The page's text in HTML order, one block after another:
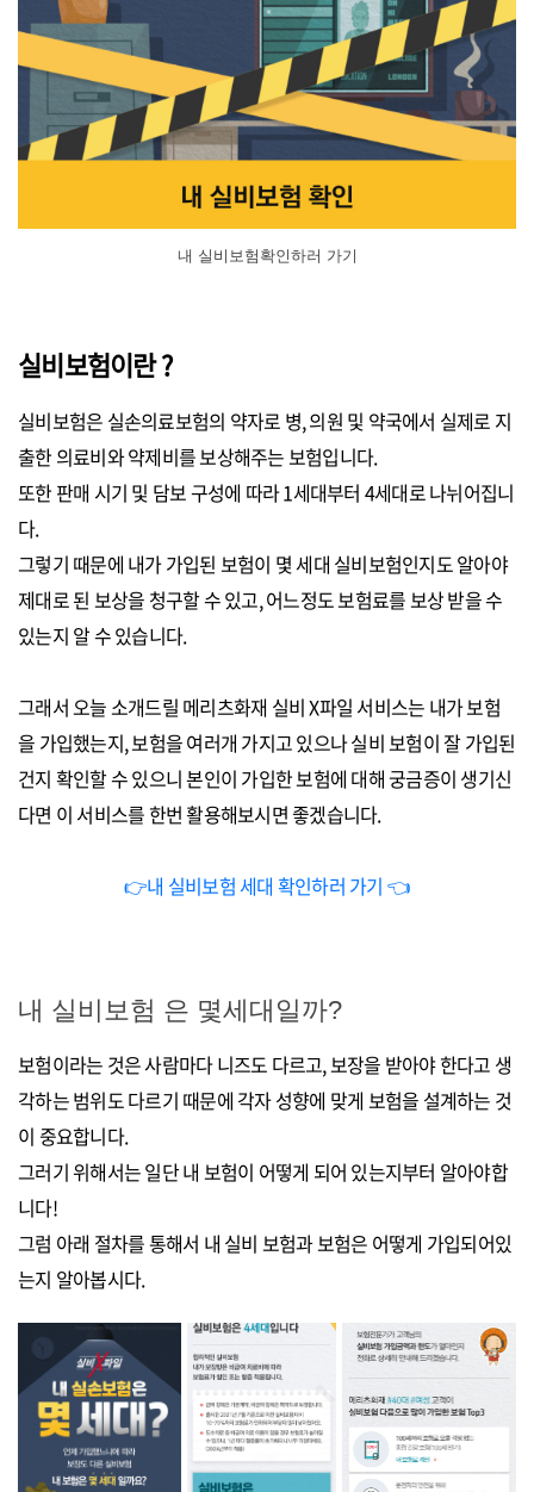
내 실비보험확인하러 가기
실비보험이란 ?
실비보험은 실손의료보험의 약자로 병, 의원 및 약국에서 실제로 지
출한 의료비와 약제비를 보상해주는 보험입니다.
또한 판매 시기 및 담보 구성에 따라 1세대부터 4세대로 나뉘어집니
다.
그렇기 때문에 내가 가입된 보험이 몇 세대 실비보험인지도 알아야
제대로 된 보상을 청구할 수 있고, 어느정도 보험료를 보상 받을 수
있는지 알 수 있습니다.
그래서 오늘 소개드릴 메리츠화재 실비 X파일 서비스는 내가 보험
을 가입했는지, 보험을 여러개 가지고 있으나 실비 보험이 잘 가입된
건지 확인할 수 있으니 본인이 가입한 보험에 대해 궁금증이 생기신
다면 이 서비스를 한번 활용해보시면 좋겠습니다.
👉내 실비보험 세대 확인하러 가기 👈
내 실비보험 은 몇세대일까?
보험이라는 것은 사람마다 니즈도 다르고, 보장을 받아야 한다고 생
각하는 범위도 다르기 때문에 각자 성향에 맞게 보험을 설계하는 것
이 중요합니다.
그러기 위해서는 일단 내 보험이 어떻게 되어 있는지부터 알아야합
니다!
그럼 아래 절차를 통해서 내 실비 보험과 보험은 어떻게 가입되어있
는지 알아봅시다.